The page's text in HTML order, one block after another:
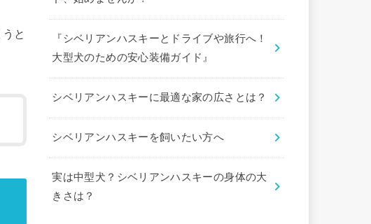
と
『シベリアンハスキーとドライブや旅行へ！
大型犬のための安心装備ガイド』
シベリアンハスキーに最適な家の広さとは？
シベリアンハスキーを飼いたい方へ
実は中型犬？シベリアンハスキーの身体の大
きさは？